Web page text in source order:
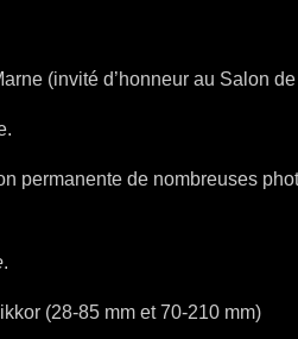
(invité d’honneur au Salon
permanente de nombreuses
.
(28-85 mm et 70-210 mm)